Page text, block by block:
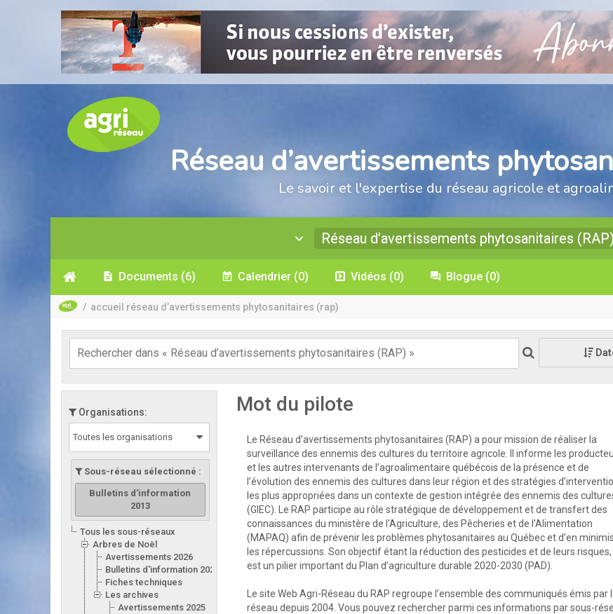
Réseau d’avertissements
Le savoir et l'expertise du réseau agricole et
Réseau d’avertissements phytosanitaires (RAP)
Documents (6) Calendrier (0) Vidéos (0) Blogue (0)
/ accueil réseau d’avertissements phytosanitaires (rap)
Organisations:
Toutes les organisations
Sous-réseau sélectionné :
Bulletins d'information
2013
Tous les sous-réseaux
Arbres de Noël
Avertissements 2026
Bulletins d'information 2026
Fiches techniques
Les archives
Avertissements 2025
Mot du pilote
Le Réseau d’avertissements phytosanitaires (RAP) a pour mission de réaliser la
surveillance des ennemis des cultures du territoire agricole. Il informe les
et les autres intervenants de l’agroalimentaire québécois de la présence et de
l’évolution des ennemis des cultures dans leur région et des stratégies
les plus appropriées dans un contexte de gestion intégrée des ennemis des
(GIEC). Le RAP participe au rôle stratégique de développement et de transfert des
connaissances du ministère de l'Agriculture, des Pêcheries et de l'Alimentation
(MAPAQ) afin de prévenir les problèmes phytosanitaires au Québec et d’en
les répercussions. Son objectif étant la réduction des pesticides et de leurs risques,
est un pilier important du Plan d’agriculture durable 2020-2030 (PAD).
Le site Web Agri-Réseau du RAP regroupe l’ensemble des communiqués émis par
réseau depuis 2004. Vous pouvez rechercher parmi ces informations par sous-